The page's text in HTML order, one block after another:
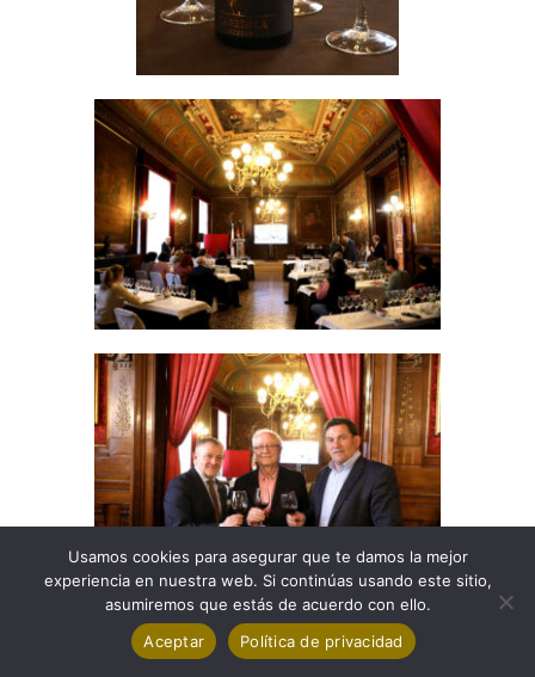
Usamos cookies para asegurar que te damos la mejor
experiencia en nuestra web. Si continúas usando este sitio,
asumiremos que estás de acuerdo con ello.
Aceptar
Política de privacidad